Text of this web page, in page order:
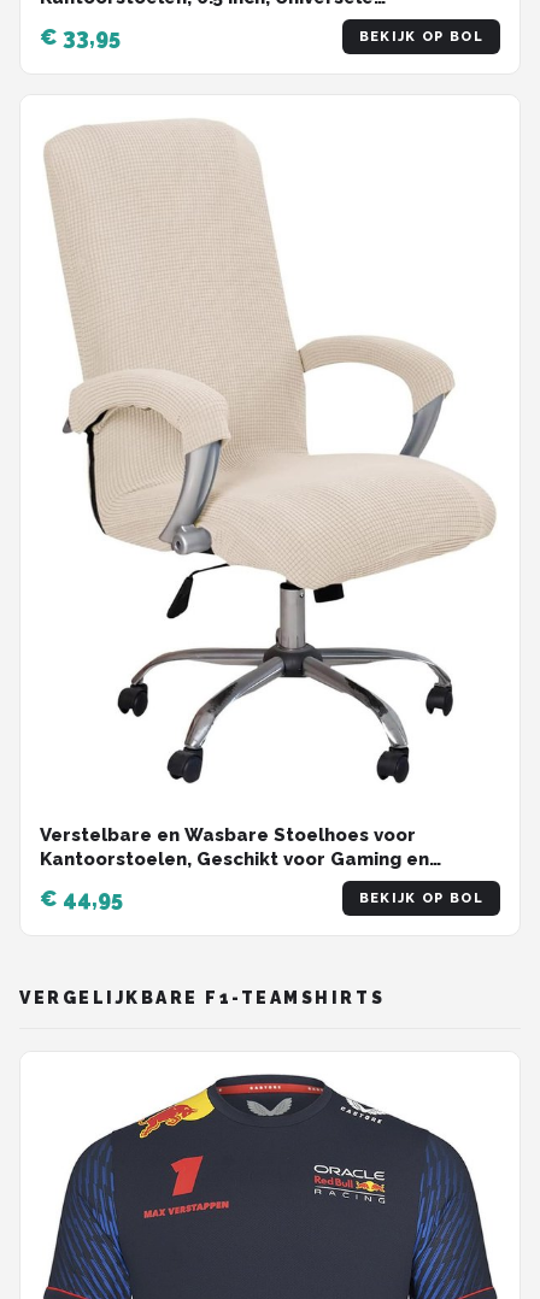
Vervangingsonderdelen voor Ergonomische
Stoelen en Thuiswerkplek
€ 33,95 BEKIJK OP BOL
Verstelbare en Wasbare Stoelhoes voor
Kantoorstoelen, Geschikt voor Gaming en
€ 44,95 BEKIJK OP BOL
VERGELIJKBARE F1-TEAMSHIRTS